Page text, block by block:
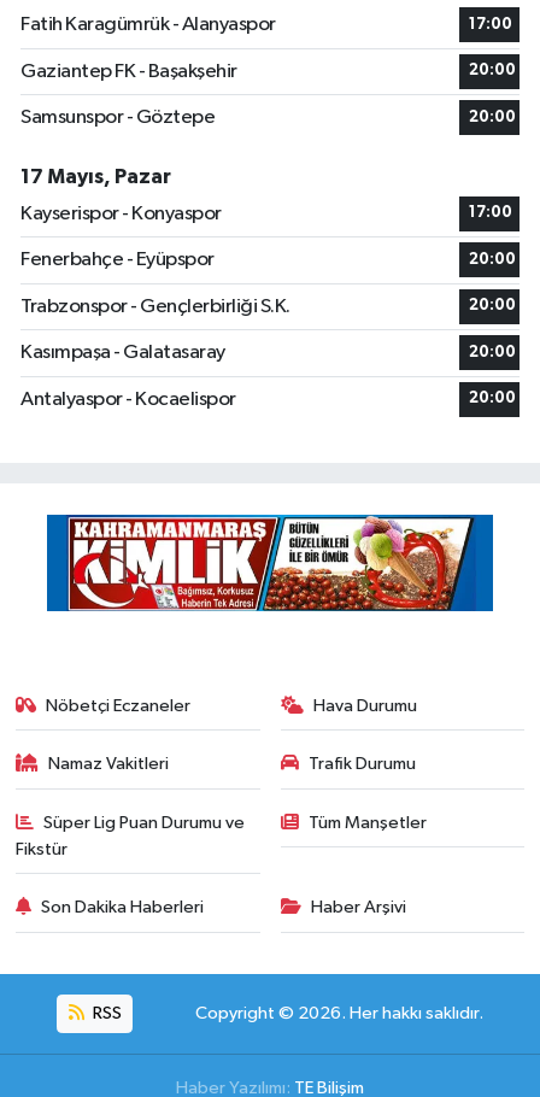
Fatih Karagümrük - Alanyaspor
17:00
Gaziantep FK - Başakşehir 20:00
Samsunspor - Göztepe 20:00
17 Mayıs, Pazar
Kayserispor - Konyaspor
17:00
Fenerbahçe - Eyüpspor 20:00
Trabzonspor - Gençlerbirliği S.K. 20:00
Kasımpaşa - Galatasaray 20:00
Antalyaspor - Kocaelispor 20:00
Nöbetçi Eczaneler Hava Durumu
Namaz Vakitleri Trafik Durumu
Süper Lig Puan Durumu ve
Fikstür
Tüm Manşetler
Son Dakika Haberleri Haber Arşivi
RSS Copyright © 2026. Her hakkı saklıdır.
Haber Yazılımı: TE Bilişim